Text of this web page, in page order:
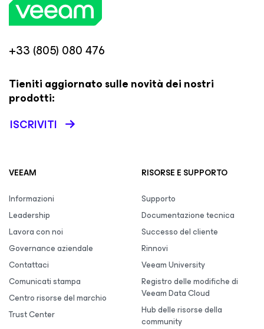
+33 (805) 080 476
Tieniti aggiornato sulle novità dei nostri
prodotti:
ISCRIVITI
VEEAM
Informazioni
Leadership
Lavora con noi
Governance aziendale
Contattaci
Comunicati stampa
Centro risorse del marchio
Trust Center
RISORSE E SUPPORTO
Supporto
Documentazione tecnica
Successo del cliente
Rinnovi
Veeam University
Registro delle modifiche di
Veeam Data Cloud
Hub delle risorse della
community